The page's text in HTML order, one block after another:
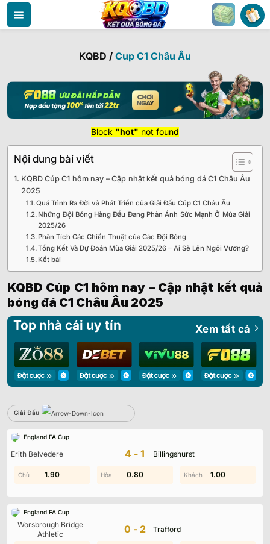
Bỏ
qua
KQBD / Cup C1 Châu Âu
Block "hot" not found
Nội dung bài viết
KQBD Cúp C1 hôm nay – Cập nhật kết quả bóng đá C1 Châu Âu
2025
Quá Trình Ra Đời và Phát Triển của Giải Đấu Cúp C1 Châu Âu
Những Đội Bóng Hàng Đầu Đang Phản Ánh Sức Mạnh Ở Mùa Giải
2025/26
Phân Tích Các Chiến Thuật của Các Đội Bóng
Tổng Kết Và Dự Đoán Mùa Giải 2025/26 – Ai Sẽ Lên Ngôi Vương?
Kết bài
KQBD Cúp C1 hôm nay – Cập nhật kết quả
bóng đá C1 Châu Âu 2025
Top nhà cái uy tín Xem tất cả
Giải Đấu
England FA Cup
Erith Belvedere 4-1 Billingshurst
0.10 1.70 1.10
1.90 0.80 1.00
England FA Cup
Worsbrough Bridge
Athletic
0-2 Trafford
Sbobet
Không có dữ liệu vui lòng chọn bộ lọc khác